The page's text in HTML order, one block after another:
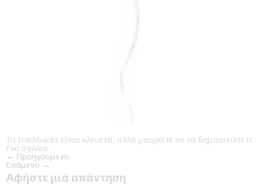
Τα trackbacks είναι κλειστά, αλλά μπορείτε να να δημοσιεύσετε
ένα σχόλιο.
← Προηγούμενο
Επόμενο →
Αφήστε μια απάντηση